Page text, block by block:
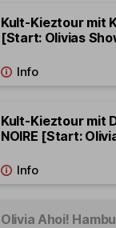
Kult-Kieztour mit
[Start: Olivias
Kult-Kieztour mit
NOIRE [Start:
Olivia Ahoi!